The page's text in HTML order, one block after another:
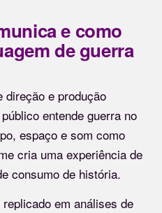
e como
de guerra
direção e produção
entende guerra no
espaço e som como
cria uma experiência de
consumo de história.
em análises de